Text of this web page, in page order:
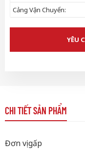
Cảng Vận Chuyển:
YÊU
CHI TIẾT SẢN PHẨM
Đơn vị gấp